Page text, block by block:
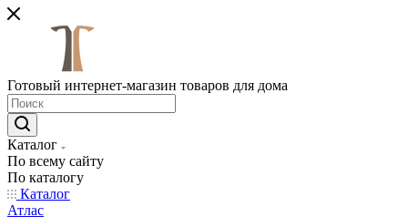
Готовый интернет-магазин товаров для дома
Каталог
По всему сайту
По каталогу
Каталог
Атлас